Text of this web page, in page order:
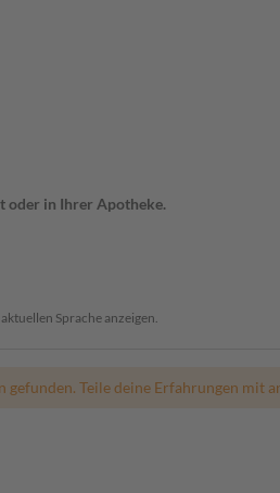
oder in Ihrer Apotheke.
Sprache anzeigen.
gefunden. Teile deine Erfahrungen mit